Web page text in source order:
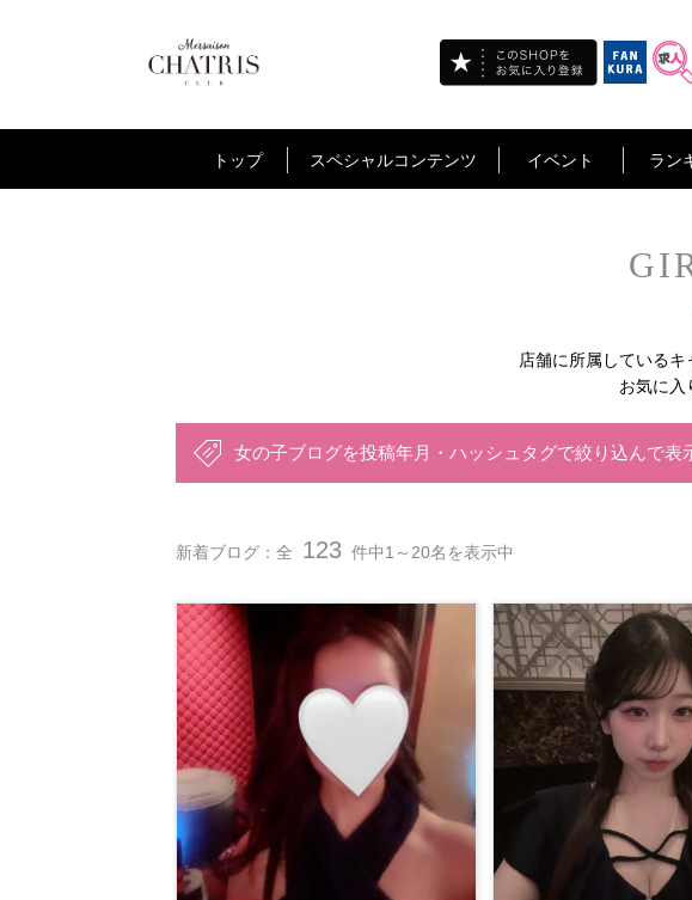
トップ スペシャルコンテンツ イベント ラン
店舗に所属しているキ
お気に入
女の子ブログを投稿年月・ハッシュタグで絞り込んで表
新着ブログ：全 123 件中1～20名を表示中